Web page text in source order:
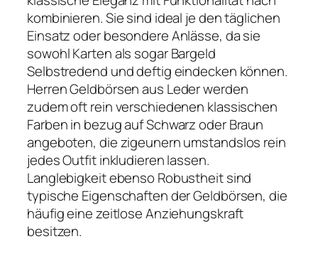
kombinieren. Sie sind ideal je den täglichen
Einsatz oder besondere Anlässe, da sie
sowohl Karten als sogar Bargeld
Selbstredend und deftig eindecken können.
Herren Geldbörsen aus Leder werden
zudem oft rein verschiedenen klassischen
Farben in bezug auf Schwarz oder Braun
angeboten, die zigeunern umstandslos rein
jedes Outfit inkludieren lassen.
Langlebigkeit ebenso Robustheit sind
typische Eigenschaften der Geldbörsen, die
häufig eine zeitlose Anziehungskraft
besitzen.